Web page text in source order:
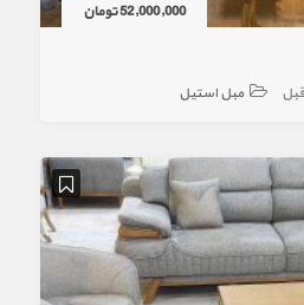
52,000,000 تومان
مبل استیل